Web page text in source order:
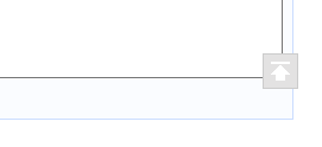
的调节>>（1931年）
年）等